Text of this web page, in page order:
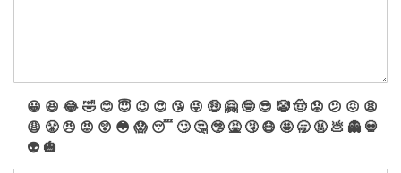
😀 😆 😂🤣 😊 😇 😉 😍 😘 😜 🤑 🤗 🤓 😎 🤡🤠 😟 😕 😖 😫
😩 😤 😠 😡 😲 😳 😱 😴 🙄 🤔 🤥 🤮 🤧 😷 🤩 🥱 🤬 💩 👻 💀
👽 🎃